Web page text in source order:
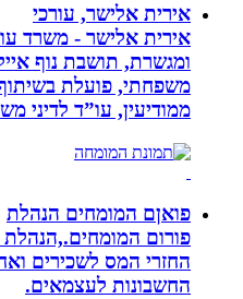
אירית אלישר, עורכי
אירית אלישר - משרד עורכת
ומגשרת, תושבת נוף
משפחתי, פועלת בשיתוף
ממודיעין, עו”ד לדיני
פואןם המומחים הנהלת
פורום המומחים.,הנהלת
החזרי המס לשכירים
החשבונות לעצמאים.